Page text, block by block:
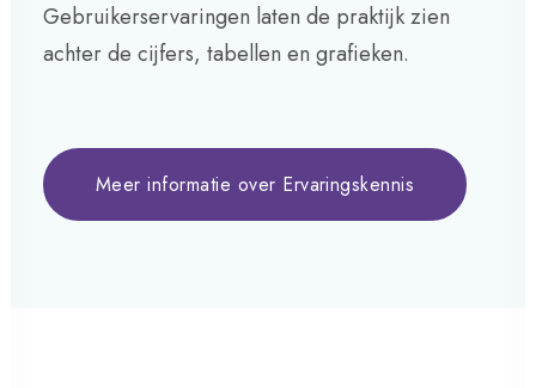
Gebruikerservaringen laten de praktijk zien
achter de cijfers, tabellen en grafieken.
Meer informatie over Ervaringskennis